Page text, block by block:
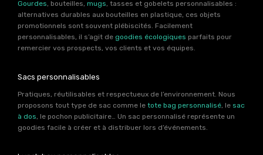
Gourdes , bouteilles, mugs , tasses et gobelets personnalisables :
alternatives durables aux bouteilles en plastique, ces objets
promotionnels sont souvent plébiscités. Facilement
personnalisables, il s’agit de goodies écologiques parfaits pour
remercier vos prospects, vos clients et vos équipes.
Sacs personnalisables
Pratiques, réutilisables et respectueux de l’environnement. Nous
proposons tout type de sac comme le tote bag personnalisé, le sac
à dos, le pochon publicitaire… Un sac personnalisé représente un
goodies facile à créer et à distribuer lors d’événements.